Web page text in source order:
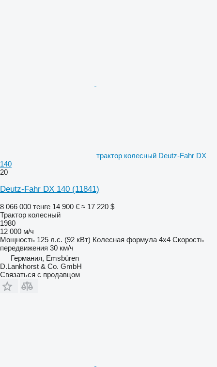
трактор колесный Deutz-Fahr DX
140
20
Deutz-Fahr DX 140 (11841)
8 066 000 тенге 14 900 € ≈ 17 220 $
Трактор колесный
1980
12 000 м/ч
Мощность 125 л.с. (92 кВт) Колесная формула 4x4 Скорость
передвижения 30 км/ч
Германия, Emsbüren
D.Lankhorst & Co. GmbH
Связаться с продавцом